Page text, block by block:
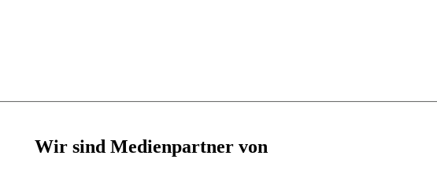
Wir sind Medienpartner von